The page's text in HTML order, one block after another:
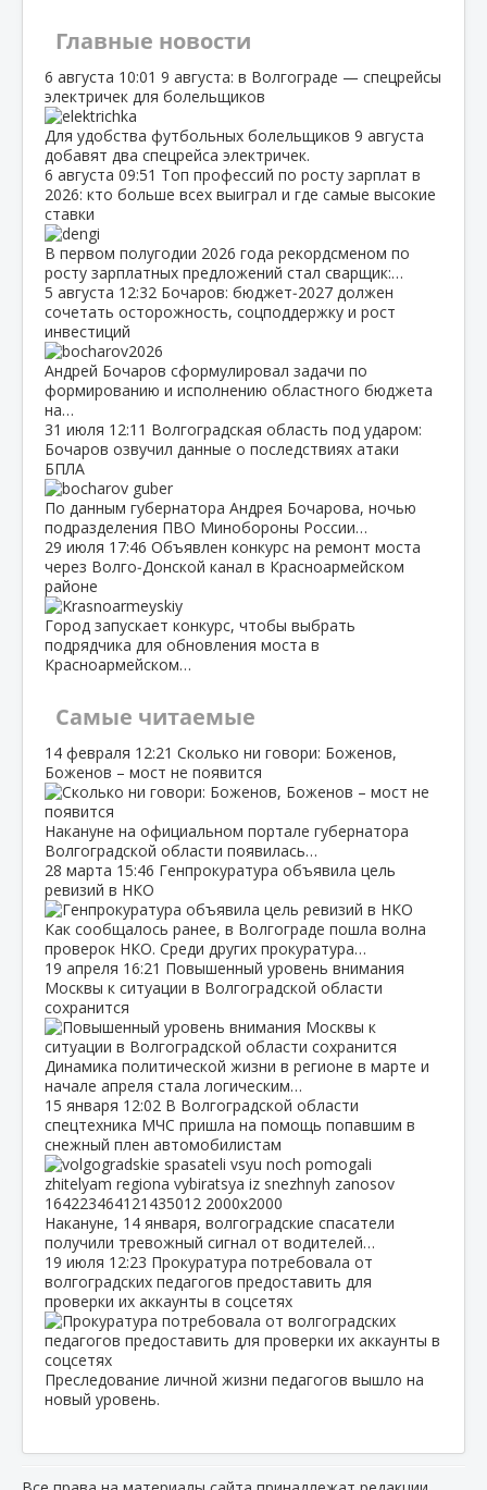
Главные новости
6 августа 10:01 9 августа: в Волгограде — спецрейсы
электричек для болельщиков
Для удобства футбольных болельщиков 9 августа
добавят два спецрейса электричек.
6 августа 09:51 Топ профессий по росту зарплат в
2026: кто больше всех выиграл и где самые высокие
ставки
В первом полугодии 2026 года рекордсменом по
росту зарплатных предложений стал сварщик:…
5 августа 12:32 Бочаров: бюджет‑2027 должен
сочетать осторожность, соцподдержку и рост
инвестиций
Андрей Бочаров сформулировал задачи по
формированию и исполнению областного бюджета
на…
31 июля 12:11 Волгоградская область под ударом:
Бочаров озвучил данные о последствиях атаки
БПЛА
По данным губернатора Андрея Бочарова, ночью
подразделения ПВО Минобороны России…
29 июля 17:46 Объявлен конкурс на ремонт моста
через Волго‑Донской канал в Красноармейском
районе
Город запускает конкурс, чтобы выбрать
подрядчика для обновления моста в
Красноармейском…
Самые читаемые
14 февраля 12:21 Сколько ни говори: Боженов,
Боженов – мост не появится
Накануне на официальном портале губернатора
Волгоградской области появилась…
28 марта 15:46 Генпрокуратура объявила цель
ревизий в НКО
Как сообщалось ранее, в Волгограде пошла волна
проверок НКО. Среди других прокуратура…
19 апреля 16:21 Повышенный уровень внимания
Москвы к ситуации в Волгоградской области
сохранится
Динамика политической жизни в регионе в марте и
начале апреля стала логическим…
15 января 12:02 В Волгоградской области
спецтехника МЧС пришла на помощь попавшим в
снежный плен автомобилистам
Накануне, 14 января, волгоградские спасатели
получили тревожный сигнал от водителей…
19 июля 12:23 Прокуратура потребовала от
волгоградских педагогов предоставить для
проверки их аккаунты в соцсетях
Преследование личной жизни педагогов вышло на
новый уровень.